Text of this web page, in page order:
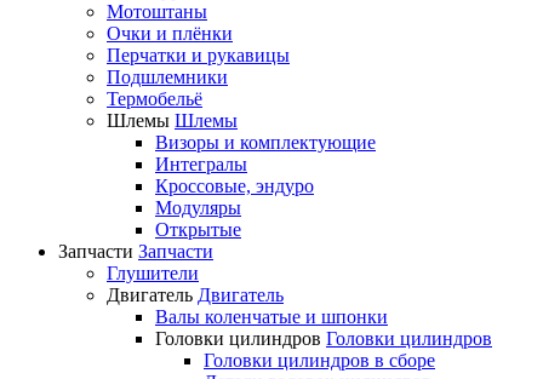
Мотоштаны
Очки и плёнки
Перчатки и рукавицы
Подшлемники
Термобельё
Шлемы Шлемы
Визоры и комплектующие
Интегралы
Кроссовые, эндуро
Модуляры
Открытые
Запчасти Запчасти
Глушители
Двигатель Двигатель
Валы коленчатые и шпонки
Головки цилиндров Головки цилиндров
Головки цилиндров в сборе